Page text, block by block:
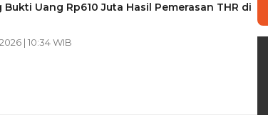
Uang Rp610 Juta Hasil Pemerasan THR di
| 10:34 WIB